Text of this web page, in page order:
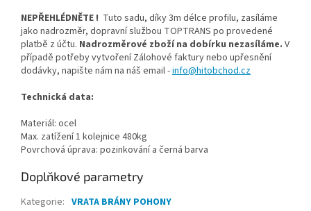
NEPŘEHLÉDNĚTE ! Tuto sadu, díky 3m délce profilu, zasíláme
jako nadrozměr, dopravní službou TOPTRANS po provedené
platbě z účtu. Nadrozměrové zboží na dobírku nezasíláme. V
případě potřeby vytvoření Zálohové faktury nebo upřesnění
dodávky, napište nám na náš email -info@hitobchod.cz
Technická data:
Materiál: ocel
Max. zatížení 1 kolejnice 480kg
Povrchová úprava: pozinkování a černá barva
Doplňkové parametry
Kategorie: VRATA BRÁNY POHONY